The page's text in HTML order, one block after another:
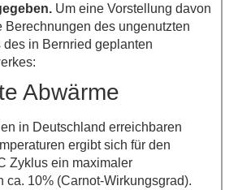
Um eine Vorstellung davon
Berechnungen des ungenutzten
in Bernried geplanten
Abwärme
in Deutschland erreichbaren
ergibt sich für den
Zyklus ein maximaler
ca. 10% (Carnot-Wirkungsgrad).